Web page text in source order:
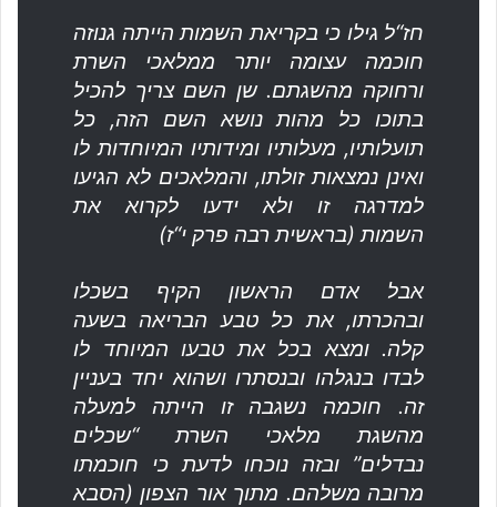
חז“ל גילו כי בקריאת השמות הייתה גנוזה
חוכמה עצומה יותר ממלאכי השרת
ורחוקה מהשגתם. שן השם צריך להכיל
בתוכו כל מהות נושא השם הזה, כל
תועלותיו, מעלותיו ומידותיו המיוחדות לו
ואינן נמצאות זולתו, והמלאכים לא הגיעו
למדרגה זו ולא ידעו לקרוא את
השמות (בראשית רבה פרק י“ז)
אבל אדם הראשון הקיף בשכלו
ובהכרתו, את כל טבע הבריאה בשעה
קלה. ומצא בכל את טבעו המיוחד לו
לבדו בנגלהו ובנסתרו ושהוא יחד בעניין
זה. חוכמה נשגבה זו הייתה למעלה
מהשגת מלאכי השרת “שכלים
נבדלים” ובזה נוכחו לדעת כי חוכמתו
מרובה משלהם. מתוך אור הצפון (הסבא